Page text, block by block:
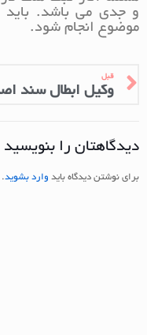
و جدی می باشد. باید
موضوع انجام شود.
قبل
دیدگاهتان را بنویسید
برای نوشتن دیدگاه باید وارد بشوید.